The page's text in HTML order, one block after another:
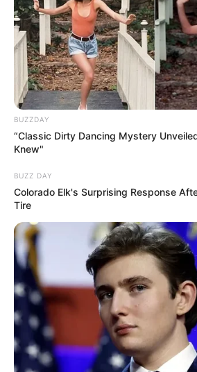
BUZZDAY
“Classic Dirty Dancing Mystery
Knew"
BUZZ DAY
Colorado Elk's Surprising Response
Tire